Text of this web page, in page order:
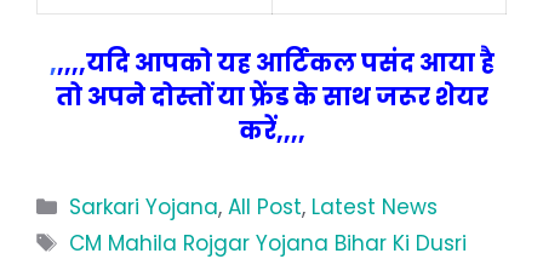
,,,,,यदि आपको यह आर्टिकल पसंद आया है
तो अपने दोस्तों या फ्रेंड के साथ जरूर शेयर
करें,,,,
Categories
Sarkari Yojana,All Post, Latest News
Tags
CM Mahila Rojgar Yojana Bihar Ki Dusri